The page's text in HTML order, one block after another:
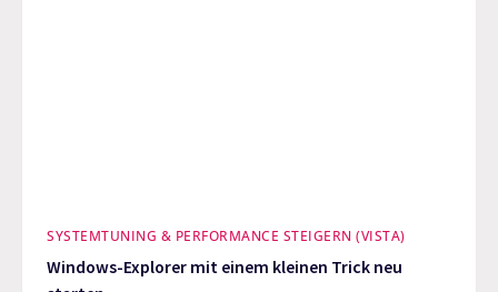
SYSTEMTUNING & PERFORMANCE STEIGERN (VISTA)
Windows-Explorer mit einem kleinen Trick neu